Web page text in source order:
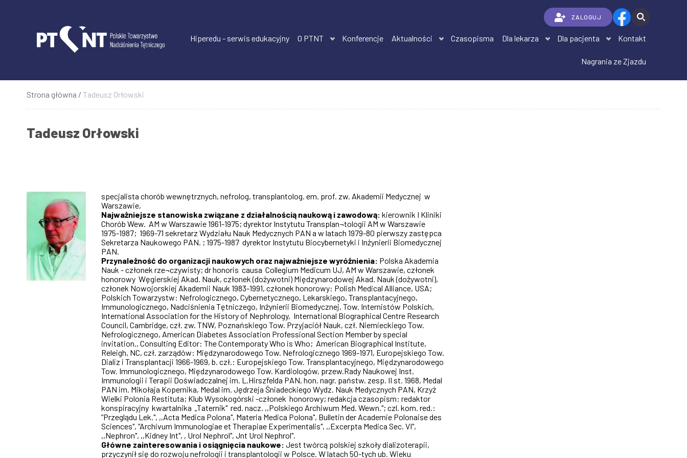
ZALOGUJ
Hiperedu - serwis edukacyjny O PTNT Konferencje Aktualności Czasopisma Dla lekarza Dla pacjenta Kontakt
Nagrania ze Zjazdu
Ścieżka
nawigacyjna
Strona główna Tadeusz Orłowski
Tadeusz Orłowski
specjalista chorób wewnętrznych, nefrolog, transplantolog. em. prof. zw. Akademii Medycznej w
Warszawie,
Najważniejsze stanowiska związane z działalnością naukową i zawodową: kierownik I Kliniki
Chorób Wew. AM w Warszawie 1961-1975; dyrektor Instytutu Transplan¬tologii AM w Warszawie
1975-1987; 1969-71 sekretarz Wydziału Nauk Medycznych PAN a w latach 1979-80 pierwszy zastępca
Sekretarza Naukowego PAN. ; 1975-1987 dyrektor Instytutu Biocybernetyki i Inżynierii Biomedycznej
PAN.
Przynależność do organizacji naukowych oraz najważniejsze wyróżnienia: Polska Akademia
Nauk - członek rze¬czywisty; dr honoris causa Collegium Medicum UJ, AM w Warszawie, członek
honorowy Węgierskiej Akad. Nauk, członek (dożywotni) Międzynarodowej Akad. Nauk (dożywotni),
członek Nowojorskiej Akademii Nauk 1983-1991, członek honorowy: Polish Medical Alliance, USA;
Polskich Towarzystw: Nefrologicznego, Cybernetycznego, Lekarskiego, Transplantacyjnego,
Immunologicznego, Nadciśnienia Tętniczego, Inżynierii Biomedycznej, Tow. Internistów Polskich,
International Association for the History of Nephrology, International Biographical Centre Research
Council, Cambridge, czł. zw. TNW, Poznańskiego Tow. Przyjaciół Nauk, czł. Niemieckiego Tow.
Nefrologicznego, American Diabetes Association Professional Section Member by special
invitation., Consulting Editor: The Contemporaty Who is Who; American Biographical Institute,
Releigh, NC, czł. zarządów: Międzynarodowego Tow. Nefrologicznego 1969-1971, Europejskiego Tow.
Dializ i Transplantacji 1966-1969, b. czł.: Europejskiego Tow. Transplantacyjnego, Międzynarodowego
Tow. Immunologicznego, Międzynarodowego Tow. Kardiologów, przew.Rady Naukowej Inst.
Immunologii i Terapii Doświadczalnej im. L.Hirszfelda PAN, hon. nagr. państw. zesp. II st. 1968, Medal
PAN im. Mikołaja Kopernika, Medal im. Jędrzeja Śniadeckiego Wydz. Nauk Medycznych PAN, Krzyż
Wielki Polonia Restituta; Klub Wysokogórski -członek honorowy; redakcja czasopism: redaktor
konspiracyjny kwartalnika „Taternik" red. nacz. ,,Polskiego Archiwum Med. Wewn."; czl. kom. red.:
“Przeglądu Lek.", ,,Acta Medica Polona", Materia Medica Polona", Bulletin der Academie Polonaise des
Sciences", “Archivum Immunologiae et Therapiae Experimentalis", ,,Excerpta Medica Sec. VI",
,,Nephron", ,,Kidney Int", , Urol Nephrol", Jnt Urol Nephrol".
Główne zainteresowania i osiągnięcia naukowe: Jest twórcą polskiej szkoły dializoterapii,
przyczynił się do rozwoju nefrologii i transplantologii w Polsce. W latach 50-tych ub. Wieku